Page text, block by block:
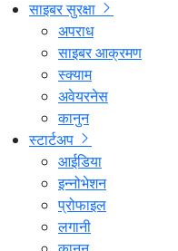
साइबर सुरक्षा
अपराध
साइबर आक्रमण
स्क्याम
अवेयरनेस
कानुन
स्टार्टअप
आईडिया
इन्नोभेशन
प्रोफाइल
लगानी